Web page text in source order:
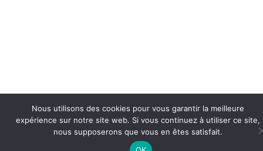
Nous utilisons des cookies pour vous garantir la meilleure
expérience sur notre site web. Si vous continuez à utiliser ce site,
nous supposerons que vous en êtes satisfait.